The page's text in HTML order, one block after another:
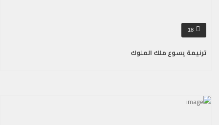
18
ترنيمة يسوع ملك الملوك